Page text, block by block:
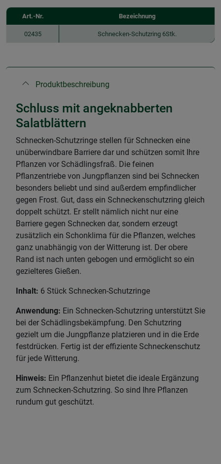
Art.-Nr. Bezeichnung
02435 Schnecken-Schutzring 6Stk.
Produktbeschreibung
Schluss mit angeknabberten
Salatblättern
Schnecken-Schutzringe stellen für Schnecken eine
unüberwindbare Barriere dar und schützen somit Ihre
Pflanzen vor Schädlingsfraß. Die feinen
Pflanzentriebe von Jungpflanzen sind bei Schnecken
besonders beliebt und sind außerdem empfindlicher
gegen Frost. Gut, dass ein Schneckenschutzring gleich
doppelt schützt. Er stellt nämlich nicht nur eine
Barriere gegen Schnecken dar, sondern erzeugt
zusätzlich ein Schonklima für die Pflanzen, welches
ganz unabhängig von der Witterung ist. Der obere
Rand ist nach unten gebogen und ermöglicht so ein
gezielteres Gießen.
Inhalt: 6 Stück Schnecken-Schutzringe
Anwendung: Ein Schnecken-Schutzring unterstützt Sie
bei der Schädlingsbekämpfung. Den Schutzring
gezielt um die Jungpflanze platzieren und in die Erde
festdrücken. Fertig ist der effiziente Schneckenschutz
für jede Witterung.
Hinweis: Ein Pflanzenhut bietet die ideale Ergänzung
zum Schnecken-Schutzring. So sind Ihre Pflanzen
rundum gut geschützt.